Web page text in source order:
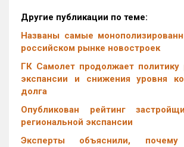
Другие публикации по теме:
Названы самые
российском рынке новостроек
ГК Самолет продолжает политику
экспансии и снижения уровня
долга
Опубликован рейтинг
региональной экспансии
Эксперты объяснили, почему